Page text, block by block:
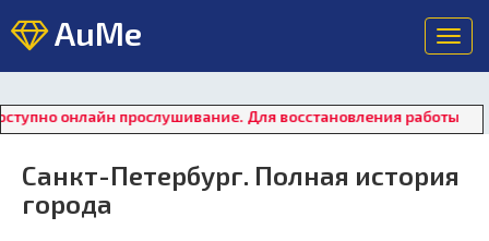
AuMe
прослушивание. Для восстановления работы плеера
Санкт-Петербург. Полная история
города